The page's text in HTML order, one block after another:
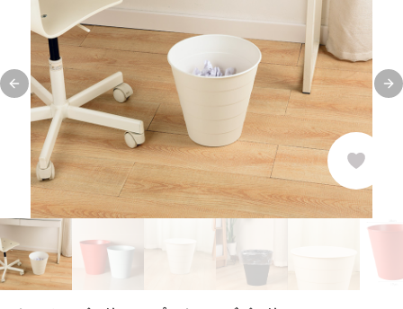
Previous slide